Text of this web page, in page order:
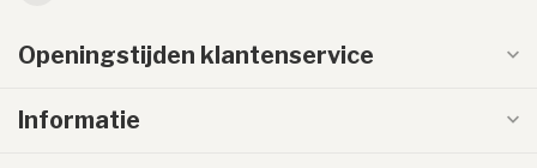
Openingstijden klantenservice
Informatie